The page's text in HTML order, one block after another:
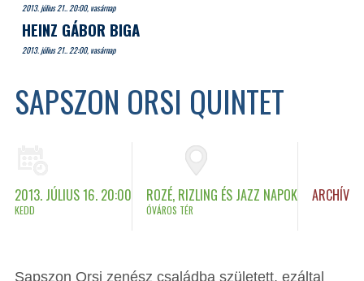
SAPSZON ORSI QUINTET
2013. JÚLIUS 16. 20:00
KEDD
ROZÉ, RIZLING ÉS JAZZ NAPOK
ÓVÁROS TÉR
ARCHÍV
Sapszon Orsi zenész családba született, ezáltal
2013. július 21.. 20:00, vasárnap
HEINZ GÁBOR BIGA
2013. július 21.. 22:00, vasárnap